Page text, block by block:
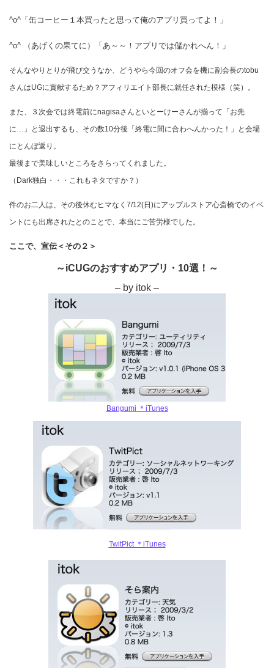
^o^「缶コーヒー１本買ったと思って俺のアプリ買ってよ！」
^o^ （あげくの果てに）「あ～～！アプリでは儲かれへん！」
そんなやりとりが飛び交うなか、どうやら今回のオフ会を機に副会長のtobu
さんはUGに貢献するため？アフィリエイト部長に就任された模様（笑）。
また、３次会では終電前にnagisaさんといとーけーさんが揃って「お先
に…」と退出するも、その数10分後「終電に間に合わへんかった！」と会場
にとんぼ返り。
最後まで美味しいところをさらってくれました。
（Dark独白・・・これもネタですか？）
件のお二人は、その後休むヒマなく7/12(日)にアップルストア心斎橋でのイベ
ントにも出席されたとのことで、本当にご苦労様でした。
ここで、宣伝＜その２＞
～iCUGのおすすめアプリ・10選！～
– by itok –
Bangumi ＊iTunes
TwitPict ＊iTunes